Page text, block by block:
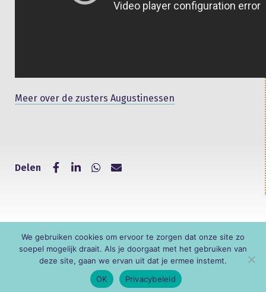
Meer over de zusters Augustinessen
Delen
© KNR
We gebruiken cookies om ervoor te zorgen dat onze site zo
soepel mogelijk draait. Als je doorgaat met het gebruiken van
deze site, gaan we ervan uit dat je ermee instemt.
OK
Privacybeleid